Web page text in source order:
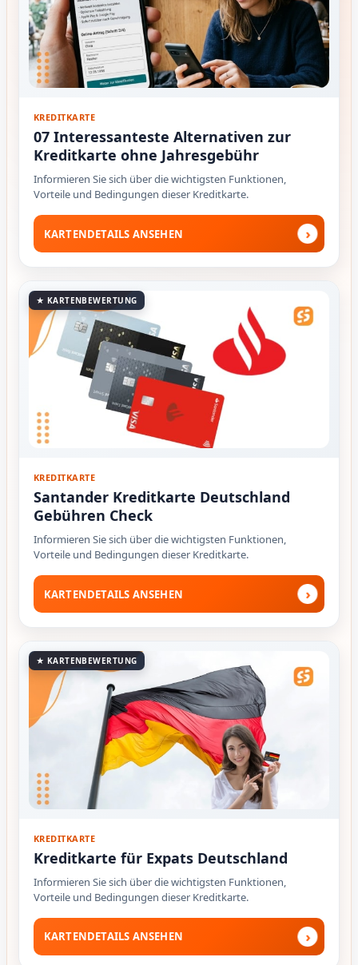
KREDITKARTE
07 Interessanteste Alternativen zur
Kreditkarte ohne Jahresgebühr
Informieren Sie sich über die wichtigsten Funktionen,
Vorteile und Bedingungen dieser Kreditkarte.
KARTENDETAILS ANSEHEN ›
★ KARTENBEWERTUNG
KREDITKARTE
Santander Kreditkarte Deutschland
Gebühren Check
Informieren Sie sich über die wichtigsten Funktionen,
Vorteile und Bedingungen dieser Kreditkarte.
KARTENDETAILS ANSEHEN ›
★ KARTENBEWERTUNG
KREDITKARTE
Kreditkarte für Expats Deutschland
Informieren Sie sich über die wichtigsten Funktionen,
Vorteile und Bedingungen dieser Kreditkarte.
KARTENDETAILS ANSEHEN ›